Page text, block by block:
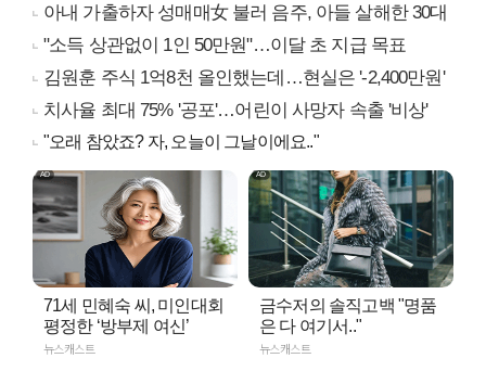
아내 가출하자 성매매女 불러 음주, 아들 살해한 30대
"소득 상관없이 1인 50만원"…이달 초 지급 목표
김원훈 주식 1억8천 올인했는데…현실은 '-2,400만원'
치사율 최대 75% '공포'…어린이 사망자 속출 '비상'
"오래 참았죠? 자, 오늘이 그날이에요.."
71세 민혜숙 씨, 미인대회
평정한 ‘방부제 여신’
뉴스캐스트
금수저의 솔직고백 "명품
은 다 여기서.."
뉴스캐스트